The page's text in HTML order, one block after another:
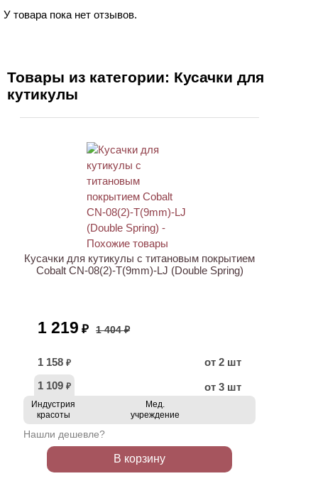
У товара пока нет отзывов.
Товары из категории: Кусачки для
кутикулы
Кусачки для кутикулы с титановым покрытием
Cobalt CN-08(2)-T(9mm)-LJ (Double Spring)
1 219 ₽ 1 404 ₽
1 158 ₽
от 2 шт
1 109 ₽ от 3 шт
Индустрия
красоты
Мед.
учреждение
Нашли дешевле?
В корзину